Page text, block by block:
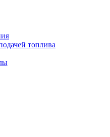
топлива